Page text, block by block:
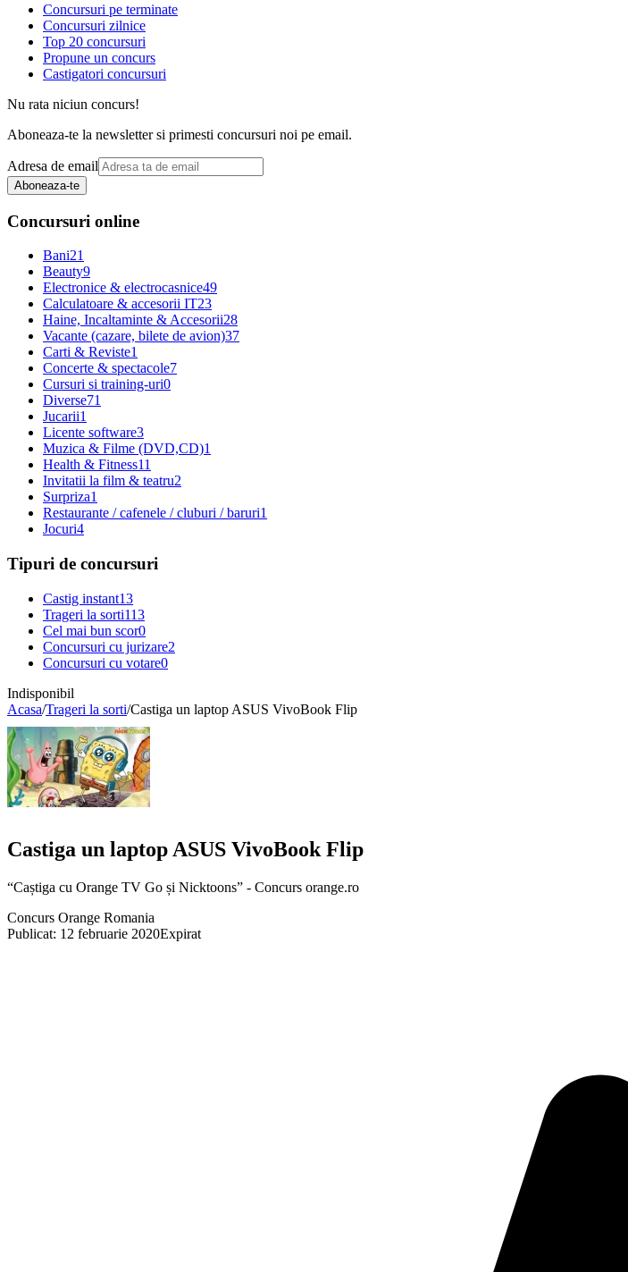
Concursuri pe terminate
Concursuri zilnice
Top 20 concursuri
Propune un concurs
Castigatori concursuri
Nu rata niciun concurs!
Aboneaza-te la newsletter si primesti concursuri noi pe email.
Adresa de email
Aboneaza-te
Concursuri online
Bani21
Beauty9
Electronice & electrocasnice49
Calculatoare & accesorii IT23
Haine, Incaltaminte & Accesorii28
Vacante (cazare, bilete de avion)37
Carti & Reviste1
Concerte & spectacole7
Cursuri si training-uri0
Diverse71
Jucarii1
Licente software3
Muzica & Filme (DVD,CD)1
Health & Fitness11
Invitatii la film & teatru2
Surpriza1
Restaurante / cafenele / cluburi / baruri1
Jocuri4
Tipuri de concursuri
Castig instant13
Trageri la sorti113
Cel mai bun scor0
Concursuri cu jurizare2
Concursuri cu votare0
Indisponibil
Acasa/Trageri la sorti/Castiga un laptop ASUS VivoBook Flip
Castiga un laptop ASUS VivoBook Flip
“Caștiga cu Orange TV Go și Nicktoons” - Concurs orange.ro
Concurs Orange Romania
Publicat: 12 februarie 2020Expirat